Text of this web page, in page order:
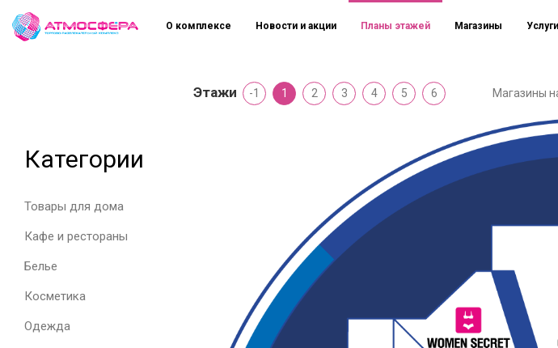
Категории
Товары для дома
Кафе и рестораны
Белье
Косметика
Одежда
О комплексе Новости и акции Планы этажей Магазины Услуги
Этажи -1 1 2 3 4 5 6 Магазины